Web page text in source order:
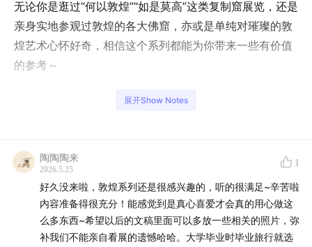
无论你是逛过“何以敦煌”“如是莫高”这类复制窟展览，还是
亲身实地参观过敦煌的各大佛窟，亦或是单纯对璀璨的敦
煌艺术心怀好奇，相信这个系列都能为你带来一些有价值
的参考～
为什么佛教有这么多石窟
13:40 敦煌石窟有什么特点
本期介绍的内容：历史脉络梳理
后面几期打算介绍的内容：壁画、彩塑、藏经洞等等
展开Show Notes
陶陶陶来
2026.5.25
1
好久没来啦，敦煌系列还是很感兴趣的，听的很满足~辛苦啦
内容准备得很充分！能感觉到是真心喜爱才会真的用心做这
么多东西~希望以后的文稿里面可以多放一些相关的照片，弥
补我们不能亲自看展的遗憾哈哈。大学毕业时毕业旅行就选